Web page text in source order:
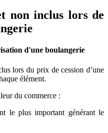
non inclus lors de
d'une boulangerie
lors du prix de cession d’une
élément.
du commerce :
le plus important générant le